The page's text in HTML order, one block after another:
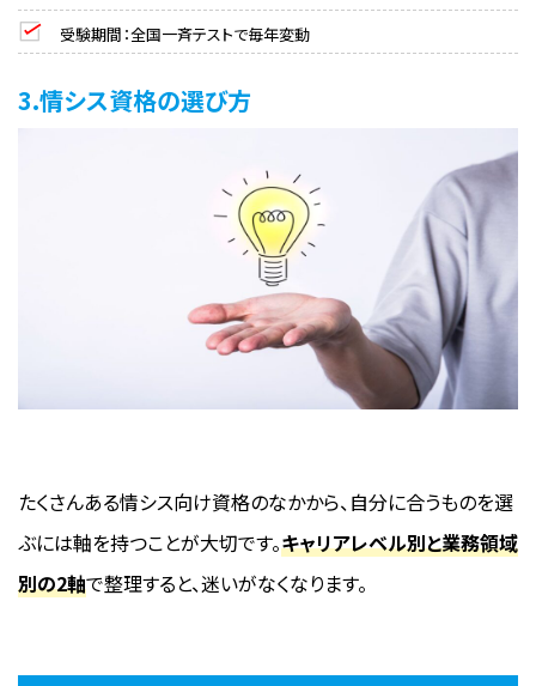
受験期間：全国一斉テストで毎年変動
3.情シス資格の選び方
たくさんある情シス向け資格のなかから、自分に合うものを選
ぶには軸を持つことが大切です。キャリアレベル別と業務領域
別の2軸で整理すると、迷いがなくなります。